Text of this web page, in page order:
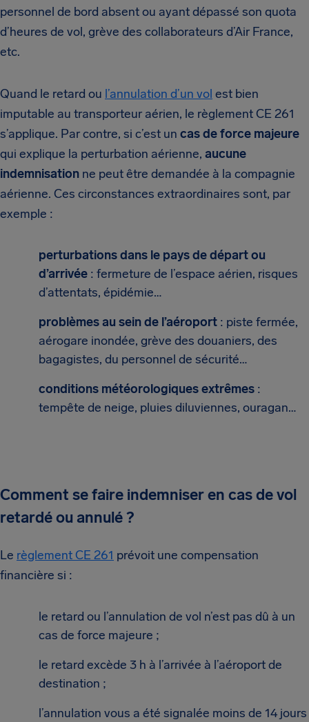
personnel de bord absent ou ayant dépassé son quota
d’heures de vol, grève des collaborateurs d’Air France,
etc.
Quand le retard ou l’annulation d’un vol est bien
imputable au transporteur aérien, le règlement CE 261
s’applique. Par contre, si c’est un cas de force majeure
qui explique la perturbation aérienne, aucune
indemnisation ne peut être demandée à la compagnie
aérienne. Ces circonstances extraordinaires sont, par
exemple :
perturbations dans le pays de départ ou
d’arrivée : fermeture de l’espace aérien, risques
d’attentats, épidémie…
problèmes au sein de l’aéroport : piste fermée,
aérogare inondée, grève des douaniers, des
bagagistes, du personnel de sécurité…
conditions météorologiques extrêmes :
tempête de neige, pluies diluviennes, ouragan…
Comment se faire indemniser en cas de vol
retardé ou annulé ?
Le règlement CE 261 prévoit une compensation
financière si :
le retard ou l’annulation de vol n’est pas dû à un
cas de force majeure ;
le retard excède 3 h à l’arrivée à l’aéroport de
destination ;
l’annulation vous a été signalée moins de 14 jours